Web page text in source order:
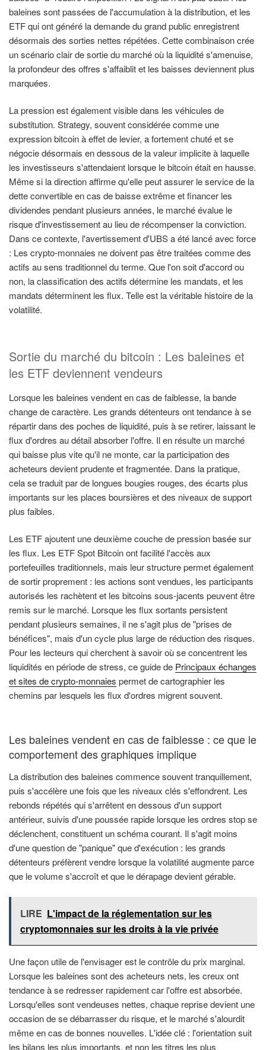
baleines sont passées de l'accumulation à la distribution, et les
ETF qui ont généré la demande du grand public enregistrent
désormais des sorties nettes répétées. Cette combinaison crée
un scénario clair de sortie du marché où la liquidité s'amenuise,
la profondeur des offres s'affaiblit et les baisses deviennent plus
marquées.
La pression est également visible dans les véhicules de
substitution. Strategy, souvent considérée comme une
expression bitcoin à effet de levier, a fortement chuté et se
négocie désormais en dessous de la valeur implicite à laquelle
les investisseurs s'attendaient lorsque le bitcoin était en hausse.
Même si la direction affirme qu'elle peut assurer le service de la
dette convertible en cas de baisse extrême et financer les
dividendes pendant plusieurs années, le marché évalue le
risque d'investissement au lieu de récompenser la conviction.
Dans ce contexte, l'avertissement d'UBS a été lancé avec force
: Les crypto-monnaies ne doivent pas être traitées comme des
actifs au sens traditionnel du terme. Que l'on soit d'accord ou
non, la classification des actifs détermine les mandats, et les
mandats déterminent les flux. Telle est la véritable histoire de la
volatilité.
Sortie du marché du bitcoin : Les baleines et
les ETF deviennent vendeurs
Lorsque les baleines vendent en cas de faiblesse, la bande
change de caractère. Les grands détenteurs ont tendance à se
répartir dans des poches de liquidité, puis à se retirer, laissant le
flux d'ordres au détail absorber l'offre. Il en résulte un marché
qui baisse plus vite qu'il ne monte, car la participation des
acheteurs devient prudente et fragmentée. Dans la pratique,
cela se traduit par de longues bougies rouges, des écarts plus
importants sur les places boursières et des niveaux de support
plus faibles.
Les ETF ajoutent une deuxième couche de pression basée sur
les flux. Les ETF Spot Bitcoin ont facilité l'accès aux
portefeuilles traditionnels, mais leur structure permet également
de sortir proprement : les actions sont vendues, les participants
autorisés les rachètent et les bitcoins sous-jacents peuvent être
remis sur le marché. Lorsque les flux sortants persistent
pendant plusieurs semaines, il ne s'agit plus de "prises de
bénéfices", mais d'un cycle plus large de réduction des risques.
Pour les lecteurs qui cherchent à savoir où se concentrent les
liquidités en période de stress, ce guide de Principaux échanges
et sites de crypto-monnaies permet de cartographier les
chemins par lesquels les flux d'ordres migrent souvent.
Les baleines vendent en cas de faiblesse : ce que le
comportement des graphiques implique
La distribution des baleines commence souvent tranquillement,
puis s'accélère une fois que les niveaux clés s'effondrent. Les
rebonds répétés qui s'arrêtent en dessous d'un support
antérieur, suivis d'une poussée rapide lorsque les ordres stop se
déclenchent, constituent un schéma courant. Il s'agit moins
d'une question de "panique" que d'exécution : les grands
détenteurs préfèrent vendre lorsque la volatilité augmente parce
que le volume s'accroît et que le dérapage devient gérable.
LIRE L'impact de la réglementation sur les
cryptomonnaies sur les droits à la vie privée
Une façon utile de l'envisager est le contrôle du prix marginal.
Lorsque les baleines sont des acheteurs nets, les creux ont
tendance à se redresser rapidement car l'offre est absorbée.
Lorsqu'elles sont vendeuses nettes, chaque reprise devient une
occasion de se débarrasser du risque, et le marché s'alourdit
même en cas de bonnes nouvelles. L'idée clé : l'orientation suit
les bilans les plus importants, et non les titres les plus